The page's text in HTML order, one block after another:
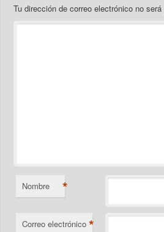
Tu dirección de correo electrónico no será
Nombre *
Correo electrónico *